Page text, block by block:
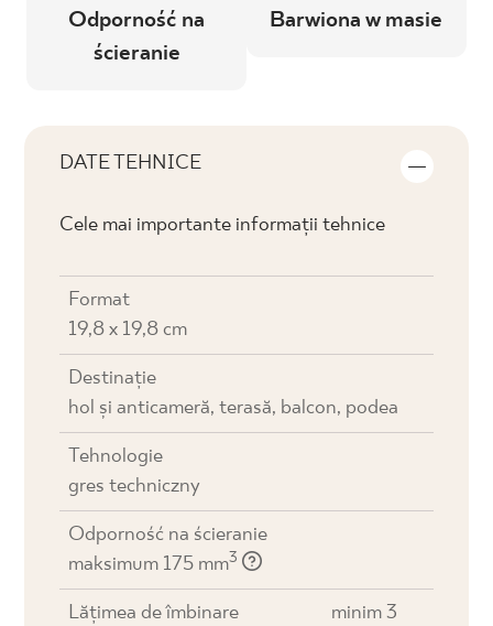
Odporność na
ścieranie
Barwiona w masie
DATE TEHNICE
Cele mai importante informații tehnice
Format
19,8 x 19,8 cm
Destinaţie
hol și anticameră, terasă, balcon, podea
Tehnologie
gres techniczny
Odporność na ścieranie
maksimum 175 mm3
Lățimea de îmbinare minim 3